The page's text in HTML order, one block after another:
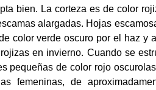
bien. La corteza es de color
alargadas. Hojas
color verde oscuro por el haz y
en invierno. Cuando se
pequeñas de color rojo
femeninas, de